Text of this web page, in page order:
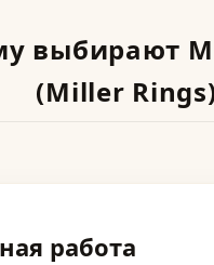
выбирают
(Miller
работа